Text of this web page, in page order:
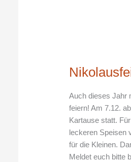
Auch dieses Jahr
feiern! Am 7.12.
Kartause statt.
leckeren Speisen
für die Kleinen.
Meldet euch bitte
Samstag